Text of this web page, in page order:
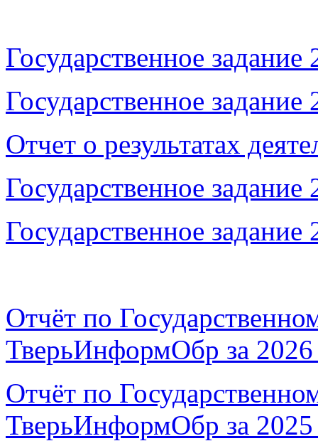
Государственное задание
Государственное задание
Отчет о результатах
Государственное
Государственное задание
Отчёт по
ТверьИнформОбр за
Отчёт по
ТверьИнформОбр за 2025